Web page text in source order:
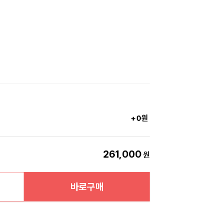
+0원
261,000 원
바로구매